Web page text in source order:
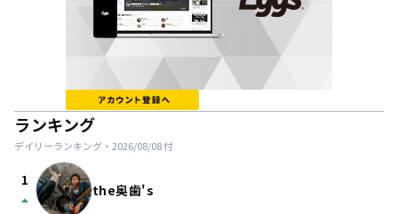
ランキング
デイリーランキング・ 2026/08/08付
1
arrow_drop_up the奥歯's